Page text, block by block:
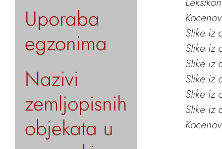
Uporaba
egzonima
Nazivi
zemljopisnih
objekata u
Slike iz
Slike iz
Slike iz
Slike iz
Slike iz
Slike iz